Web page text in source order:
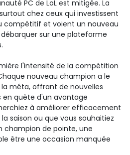
PC de LoL est mitigée. La
chez ceux qui investissent
compétitif et voient un nouveau
sur une plateforme
l'intensité de la compétition
nouveau champion a le
méta, offrant de nouvelles
en quête d'un avantage
à améliorer efficacement
saison ou que vous souhaitiez
champion de pointe, une
être une occasion manquée